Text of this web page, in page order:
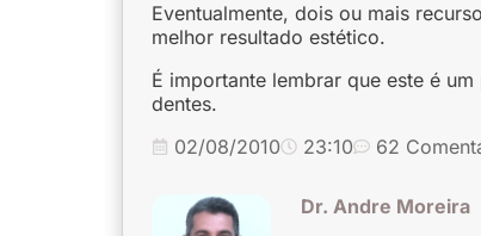
Eventualmente, dois ou mais
melhor resultado estético.
É importante lembrar que este é
dentes.
02/08/2010
23:10 62
Dr. Andre Moreira